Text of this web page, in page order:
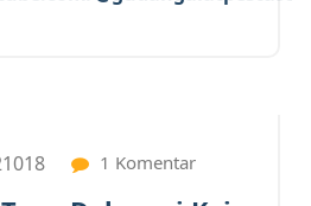
1 Komentar